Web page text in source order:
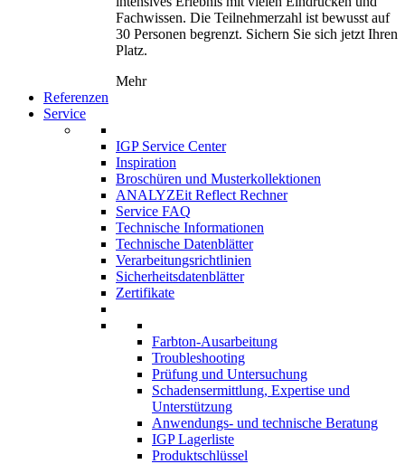
Fachwissen. Die Teilnehmerzahl ist bewusst auf
30 Personen begrenzt. Sichern Sie sich jetzt Ihren
Platz.
Mehr
Referenzen
Service
IGP Service Center
Inspiration
Broschüren und Musterkollektionen
ANALYZEit Reflect Rechner
Service FAQ
Technische Informationen
Technische Datenblätter
Verarbeitungsrichtlinien
Sicherheitsdatenblätter
Zertifikate
Farbton-Ausarbeitung
Troubleshooting
Prüfung und Untersuchung
Schadensermittlung, Expertise und
Unterstützung
Anwendungs- und technische Beratung
IGP Lagerliste
Produktschlüssel